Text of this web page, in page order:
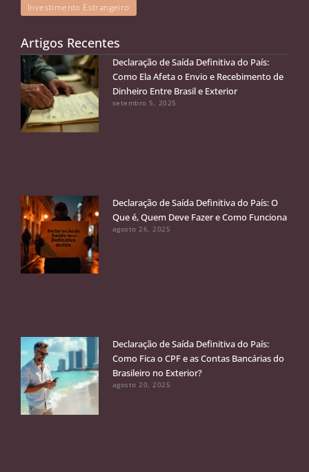
Investimento Estrangeiro
Artigos Recentes
Declaração de Saída Definitiva do País:
Como Ela Afeta o Envio e Recebimento de
Dinheiro Entre Brasil e Exterior
setembro 5, 2025
Declaração de Saída Definitiva do País: O
Que é, Quem Deve Fazer e Como Funciona
agosto 26, 2025
Declaração de Saída Definitiva do País:
Como Fica o CPF e as Contas Bancárias do
Brasileiro no Exterior?
agosto 20, 2025